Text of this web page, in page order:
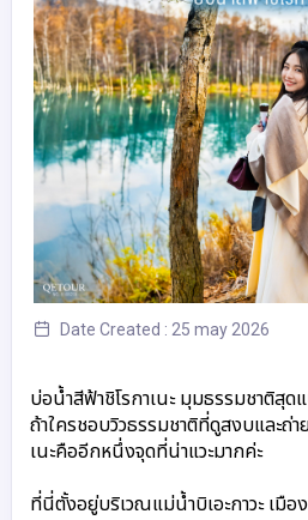
Date Created : 25 may 2026
บ่อน้ำสีฟ้าชิโรกาเนะ มุมธรรมชาติสุด
ถ้าใครชอบวิวธรรมชาติที่ดูสงบและถ่
เนะคืออีกหนึ่งจุดที่น่าแวะมากค่ะ
ที่นี่ตั้งอยู่บริเวณแม่น้ำบิเอะกาวะ เมือ